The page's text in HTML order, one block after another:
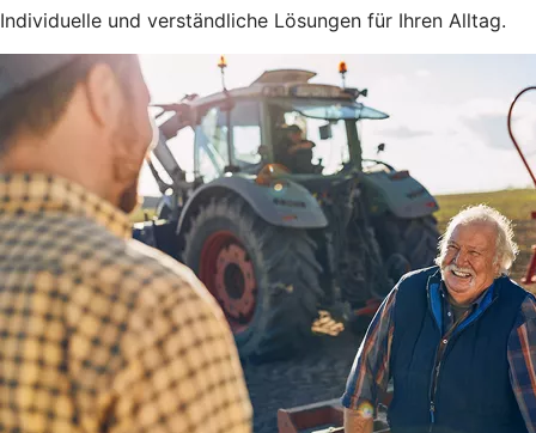
Individuelle und verständliche Lösungen für Ihren Alltag.